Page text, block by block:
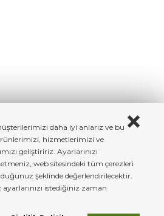
daha iyi anlarız ve bu
hizmetlerimizi ve
geliştiririz. Ayarlarınızı
web sitesindeki tüm çerezleri
şeklinde değerlendirilecektir.
istediğiniz zaman
Arnavutköy / İSTANBUL
HKN Metal - Döküm Masa & Sandalye
Ayakları